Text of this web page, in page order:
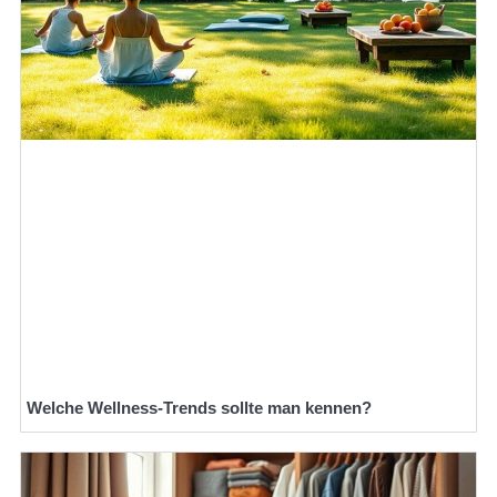
Welche Wellness-Trends sollte man kennen?